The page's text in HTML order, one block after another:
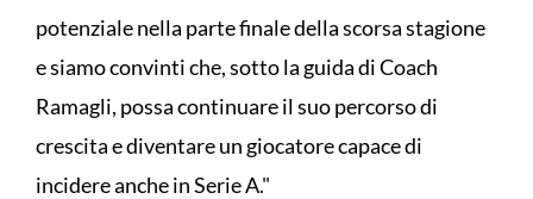
potenziale nella parte finale della scorsa stagione
e siamo convinti che, sotto la guida di Coach
Ramagli, possa continuare il suo percorso di
crescita e diventare un giocatore capace di
incidere anche in Serie A."